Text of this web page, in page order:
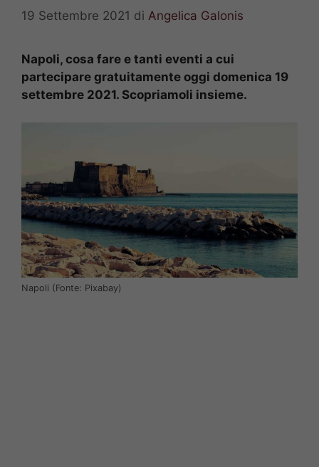
19 Settembre 2021 di Angelica Galonis
Napoli, cosa fare e tanti eventi a cui
partecipare gratuitamente oggi domenica 19
settembre 2021. Scopriamoli insieme.
Napoli (Fonte: Pixabay)